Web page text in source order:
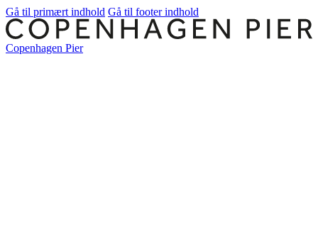
Gå til primært indhold Gå til footer indhold
Copenhagen Pier